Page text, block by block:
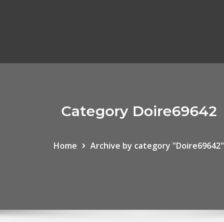
Category Doire69642
Home Archive by category "Doire69642"